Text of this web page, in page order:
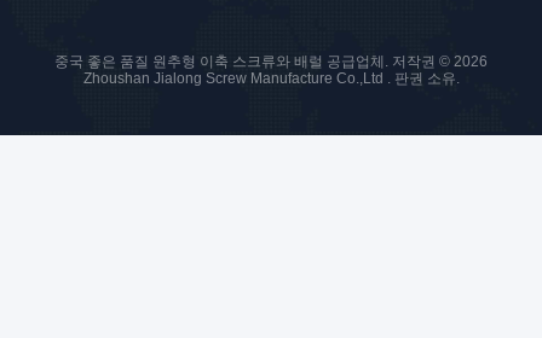
중국 좋은 품질 원추형 이축 스크류와 배럴 공급업체. 저작권 © 2026
Zhoushan Jialong Screw Manufacture Co.,Ltd . 판권 소유.